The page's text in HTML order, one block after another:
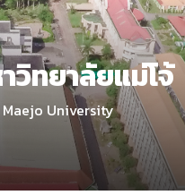
วิทยาลัยแม่โจ้
University